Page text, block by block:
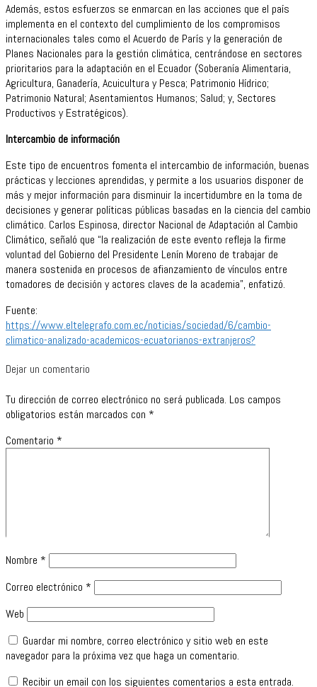
Además, estos esfuerzos se enmarcan en las acciones que el país
implementa en el contexto del cumplimiento de los compromisos
internacionales tales como el Acuerdo de París y la generación de
Planes Nacionales para la gestión climática, centrándose en sectores
prioritarios para la adaptación en el Ecuador (Soberanía Alimentaria,
Agricultura, Ganadería, Acuicultura y Pesca; Patrimonio Hídrico;
Patrimonio Natural; Asentamientos Humanos; Salud; y, Sectores
Productivos y Estratégicos).
Intercambio de información
Este tipo de encuentros fomenta el intercambio de información, buenas
prácticas y lecciones aprendidas, y permite a los usuarios disponer de
más y mejor información para disminuir la incertidumbre en la toma de
decisiones y generar políticas públicas basadas en la ciencia del cambio
climático. Carlos Espinosa, director Nacional de Adaptación al Cambio
Climático, señaló que “la realización de este evento refleja la firme
voluntad del Gobierno del Presidente Lenín Moreno de trabajar de
manera sostenida en procesos de afianzamiento de vínculos entre
tomadores de decisión y actores claves de la academia”, enfatizó.
Fuente:
https://www.eltelegrafo.com.ec/noticias/sociedad/6/cambio-
climatico-analizado-academicos-ecuatorianos-extranjeros?
Dejar un comentario
Tu dirección de correo electrónico no será publicada. Los campos
obligatorios están marcados con *
Comentario *
Nombre *
Correo electrónico *
Web
Guardar mi nombre, correo electrónico y sitio web en este
navegador para la próxima vez que haga un comentario.
Recibir un email con los siguientes comentarios a esta entrada.